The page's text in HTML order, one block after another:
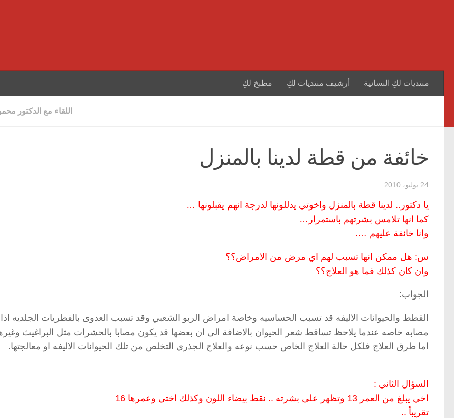
منتديات لكِ النسائية أرشيف منتديات لكِ مطبخ لكِ
اللقاء مع الدكتور
خائفة من قطة لدينا بالمنزل
24 يوليو، 2010
يا دكتور.. لدينا قطة بالمنزل واخوتي يدللونها لدرجة انهم يقبلونها …
كما انها تلامس بشرتهم باستمرار…
وانا خائفة عليهم ….
س: هل ممكن انها تسبب لهم اي مرض من الامراض؟؟
وان كان كذلك فما هو العلاج؟؟
الجواب:
القطط والحيوانات الاليفه قد تسبب الحساسيه وخاصة امراض الربو الشعبي وقد تسبب العدوى بالفطريات الجلديه
مصابه خاصه عندما يلاحظ تساقط شعر الحيوان بالاضافة الى ان بعضها قد يكون مصابا بالحشرات مثل البراغيث
اما طرق العلاج فلكل حالة العلاج الخاص حسب نوعه والعلاج الجذري التخلص من تلك الحيوانات الاليفه او معالجتها.
السؤال الثاني :
اخي يبلغ من العمر 13 وتظهر على بشرته .. نقط بيضاء اللون وكذلك اختي وعمرها 16
تقريباً ..